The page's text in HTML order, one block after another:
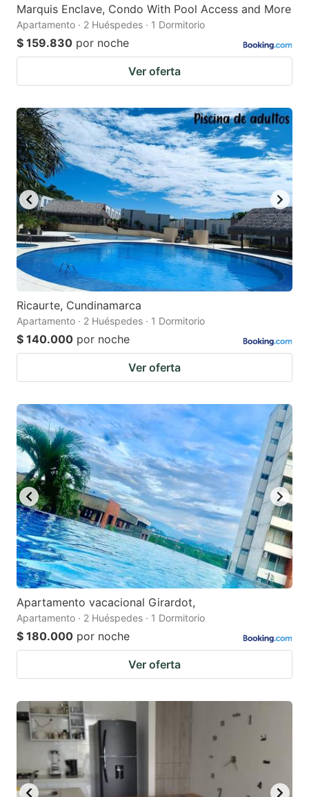
Marquis Enclave, Condo With Pool Access and More
Apartamento · 2 Huéspedes · 1 Dormitorio
$ 159.830 por noche
Ver oferta
Ricaurte, Cundinamarca
Apartamento · 2 Huéspedes · 1 Dormitorio
$ 140.000 por noche
Ver oferta
Apartamento vacacional Girardot,
Apartamento · 2 Huéspedes · 1 Dormitorio
$ 180.000 por noche
Ver oferta